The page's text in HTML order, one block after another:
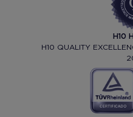
H10
H10 QUALITY